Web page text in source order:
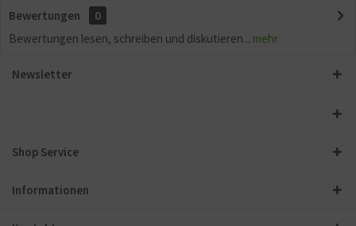
Bewertungen
0
Bewertungen lesen, schreiben und diskutieren... mehr
Newsletter
Shop Service
Informationen